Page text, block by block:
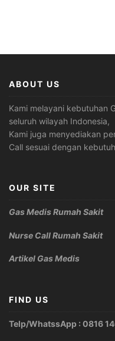
ABOUT US
Kami melayani kebutuhan
seluruh wilayah Indonesia,
Kami juga menyediakan
Call sesuai dengan
OUR SITE
Gas Medis Rumah Sakit
Nurse Call Rumah Sakit
Artikel Gas Medis
FIND US
Telp/WhatssApp : 0816